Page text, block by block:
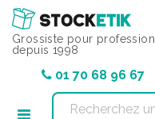
Grossiste pour
depuis 1998
01 70 68 96 67
Panneau de gestion des